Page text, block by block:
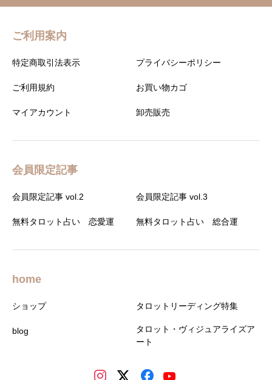
ご利用案内
特定商取引法表示 プライバシーポリシー
ご利用規約 お買い物カゴ
マイアカウント 卸売販売
会員限定記事
会員限定記事 vol.2 会員限定記事 vol.3
無料タロット占い 恋愛運 無料タロット占い 総合運
home
ショップ タロットリーディング特集
blog
タロット・ヴィジュアライズア
ート